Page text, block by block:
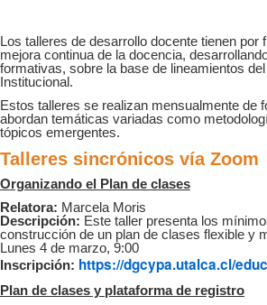
Los talleres de desarrollo docente tienen por
mejora continua de la docencia,
formativas, sobre la base de lineamientos
Institucional.
Estos talleres se realizan mensualmente de
abordan temáticas variadas como
tópicos emergentes.
Talleres sincrónicos vía Zoom
Organizando el Plan de clases
Relatora: Marcela Moris
Descripción: Este taller presenta los
construcción de un plan de clases flexible y
Lunes 4 de marzo, 9:00
Inscripción: https://dgcypa.utalca.cl/
Plan de clases y plataforma de registro